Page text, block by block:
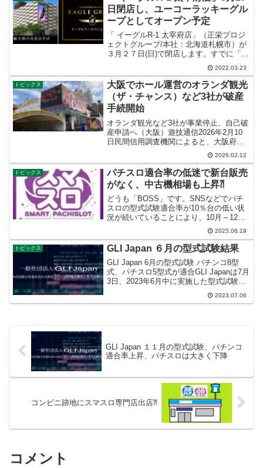
含めて請求するべきで...
日閉店し、ユーコーラッキーグル
ープとしてオープン予定
「 イーグルR-1 太宰府店」（正栄プロジ
ェクトグループ/本社：北海道札幌市）が
３月２７日(日)で閉店します。すでに「ユ
ーコーラッキーグループ/本社：福岡県久
留米市」がM&Aでグループ化することが
決まっているようです。かつて「正栄プ
ロジェク...
2022.03.23
トピックス
大阪でホール運営のオランダ観光
（ザ・チャンス）など3社が破産
手続開始
オランダ観光など3社が事業停止、自己破
産申請へ（大阪）遊技通信2026年2月10
日民間信用調査機関によると、大阪府で
ホール運営をしていたオランダ観光など3
社が1月27日に大阪地裁堺支部より破産手
続き開始決定を受けたことが分かった。
オランダ観...
2026.02.12
トピックス
パチスロ適合率の低迷で新台販売
がなく、中古機相場も上昇⁈
どうも「BOSS」です。SNSなどでパチ
スロの型式試験適合率が10％台の低い状
況が続いていることにより、10月～12月
のAT機新台の販売が少なくなっていると
の情報があります。その影響で中古機相
場も高騰しているとも言われています。
しかし、保通...
2025.06.19
トピックス GLI Japan ６月の型式試験結果
GLI Japan 6月の型式試験 パチンコ8型
式、パチスロ5型式が適合GLI Japanは7月
3日、2023年6月中に実施した型式試験等
の実施状況を公表。パチンコ機は8型式、
パチスロは5型式がそれぞれ適合した。パ
2023.07.06
GLI Japan １１月の型式試験、パチンコ
適合率上昇、パチスロは大きく下降
コンビニ跡地にスマスロ専門店出店⁈
コメント